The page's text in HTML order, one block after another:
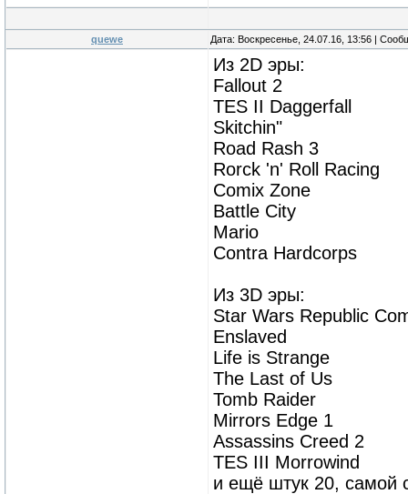
quewe Дата: Воскресенье, 24.07.16, 13:56 |
Из 2D эры:
Fallout 2
TES II Daggerfall
Skitchin"
Road Rash 3
Rorck 'n' Roll Racing
Comix Zone
Battle City
Mario
Contra Hardcorps
Из 3D эры:
Star Wars Republic
Enslaved
Life is Strange
The Last of Us
Tomb Raider
Mirrors Edge 1
Assassins Creed 2
TES III Morrowind
и ещё штук 20, самой